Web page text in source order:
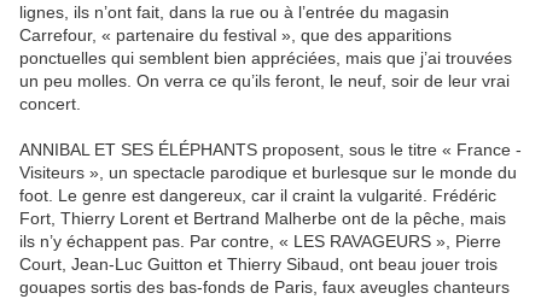
lignes, ils n’ont fait, dans la rue ou à l’entrée du magasin
Carrefour, « partenaire du festival », que des apparitions
ponctuelles qui semblent bien appréciées, mais que j’ai trouvées
un peu molles. On verra ce qu’ils feront, le neuf, soir de leur vrai
concert.
ANNIBAL ET SES ÉLÉPHANTS proposent, sous le titre « France -
Visiteurs », un spectacle parodique et burlesque sur le monde du
foot. Le genre est dangereux, car il craint la vulgarité. Frédéric
Fort, Thierry Lorent et Bertrand Malherbe ont de la pêche, mais
ils n’y échappent pas. Par contre, « LES RAVAGEURS », Pierre
Court, Jean-Luc Guitton et Thierry Sibaud, ont beau jouer trois
gouapes sortis des bas-fonds de Paris, faux aveugles chanteurs